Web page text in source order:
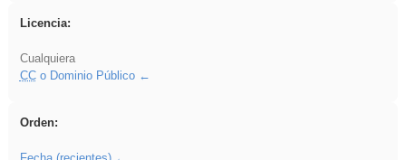
Licencia:
Cualquiera
CCo Dominio Público
Orden: